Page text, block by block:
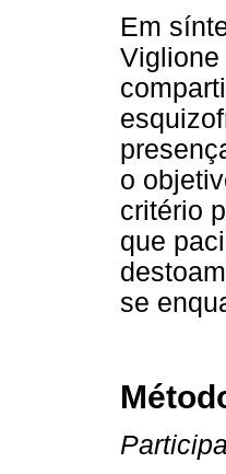
Em
Viglione
o
critério
que
se